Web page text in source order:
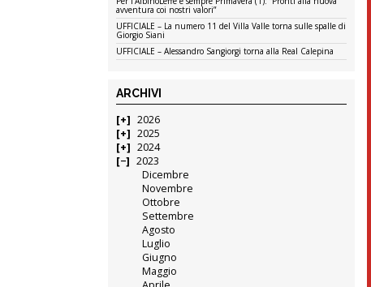
avventura coi nostri valori”
UFFICIALE – La numero 11 del Villa Valle torna sulle spalle di
Giorgio Siani
UFFICIALE – Alessandro Sangiorgi torna alla Real Calepina
ARCHIVI
2026
2025
2024
2023
Dicembre
Novembre
Ottobre
Settembre
Agosto
Luglio
Giugno
Maggio